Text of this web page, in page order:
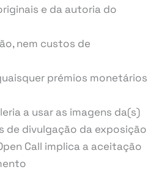
e da autoria do
nem custos de
prémios monetários
a usar as imagens da(s)
de divulgação da exposição
Call implica a aceitação